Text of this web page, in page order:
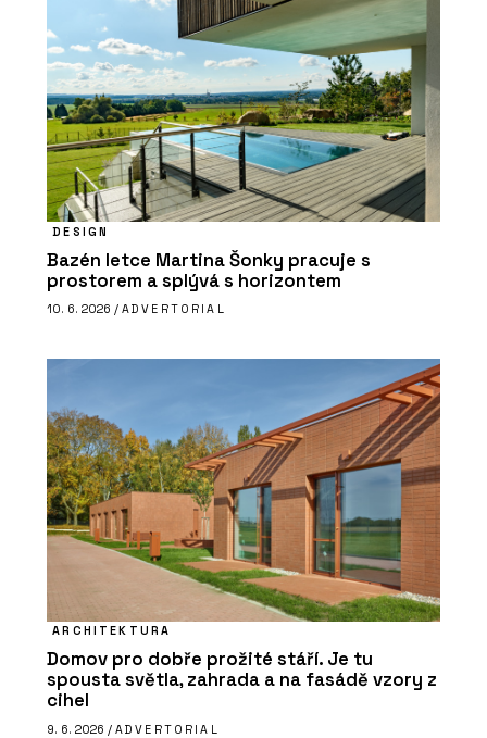
DESIGN
Bazén letce Martina Šonky pracuje s
prostorem a splývá s horizontem
10. 6. 2026 / ADVERTORIAL
ARCHITEKTURA
Domov pro dobře prožité stáří. Je tu
spousta světla, zahrada a na fasádě vzory z
cihel
9. 6. 2026 / ADVERTORIAL